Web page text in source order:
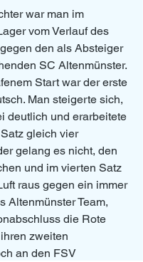
war man im
vom Verlauf des
den als Absteiger
SC Altenmünster.
Start war der erste
Man steigerte sich,
deutlich und erarbeitete
gleich vier
gelang es nicht, den
und im vierten Satz
raus gegen ein immer
Altenmünster Team,
die Rote
zweiten
an den FSV